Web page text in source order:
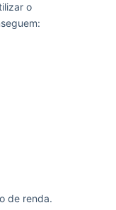
o
de renda.